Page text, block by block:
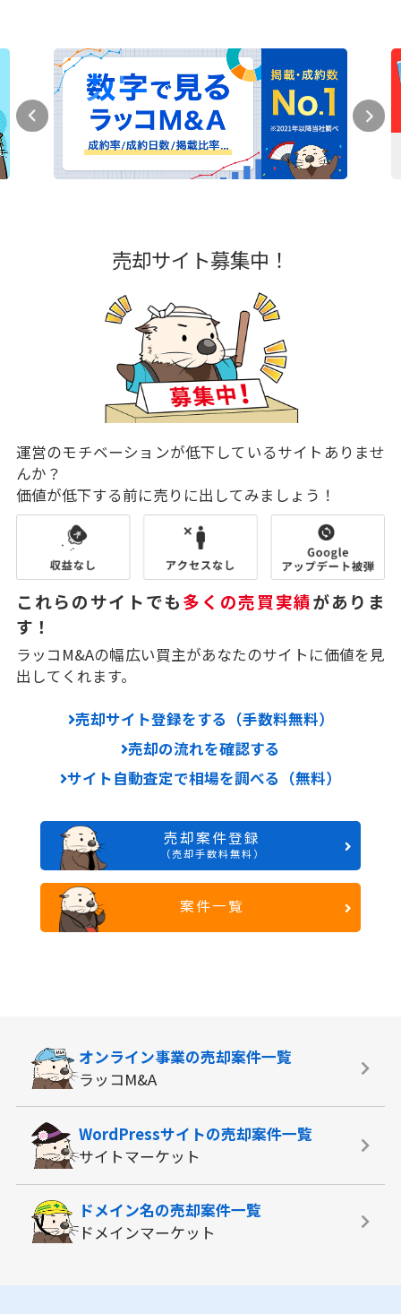
売却サイト募集中！
運営のモチベーションが低下しているサイトありませ
んか？
価値が低下する前に売りに出してみましょう！
これらのサイトでも多くの売買実績がありま
す！
ラッコM&Aの幅広い買主があなたのサイトに価値を見
出してくれます。
売却サイト登録をする（手数料無料）
売却の流れを確認する
サイト自動査定で相場を調べる（無料）
売却案件登録
（売却手数料無料）
案件一覧
オンライン事業の売却案件一覧
ラッコM&A
WordPressサイトの売却案件一覧
サイトマーケット
ドメイン名の売却案件一覧
ドメインマーケット